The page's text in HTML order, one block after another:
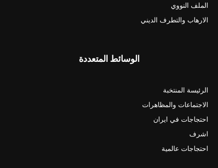
الملف النووي
الارهاب والتطرف الديني
الوسائط المتعددة
الرئيسة المنتخبة
الاجتماعات والمظاهرات
احتجاجات في ايران
اشرف
احتجاجات عالمية